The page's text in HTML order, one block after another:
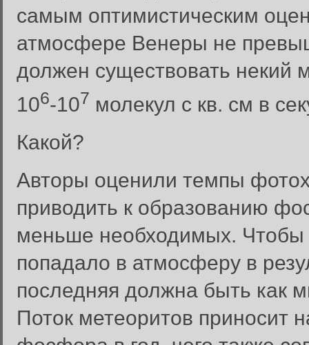
самым оптимистическим
атмосфере Венеры не
должен существовать некий
106-107 молекул с кв. см в
Какой?
Авторы оценили темпы
приводить к образованию
меньше необходимых.
попадало в атмосферу в
последняя должна быть как
Поток метеоритов приносит